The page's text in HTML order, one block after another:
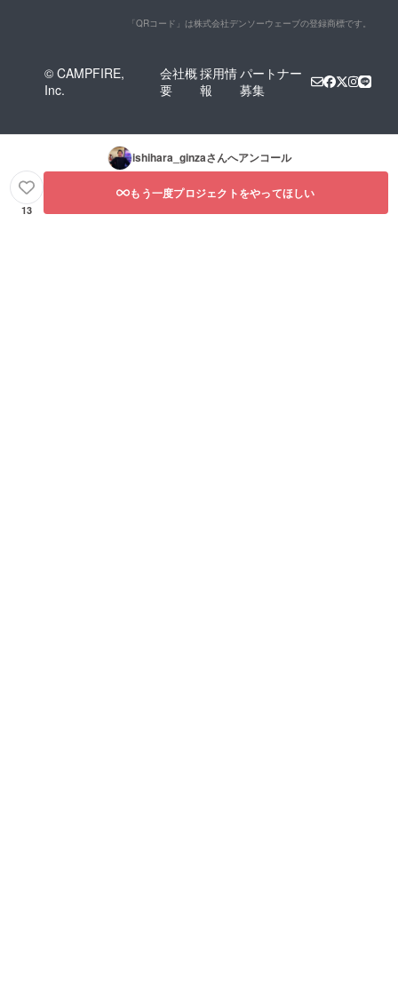
「QRコード」は株式会社デンソーウェーブの登録商標です。
© CAMPFIRE,
Inc.
会社概
要
採用情
報
パートナー
募集
ishihara_ginzaさんへアンコール
13
もう一度プロジェクトをやってほしい